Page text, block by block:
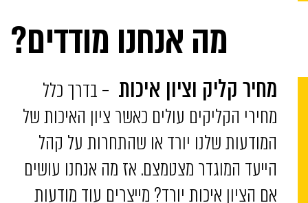
מה אנחנו מודדים?
מחיר קליק וציון איכות – בדרך כלל
מחירי הקליקים עולים כאשר ציון האיכות של
המודעות שלנו יורד או שהתחרות על קהל
הייעד המוגדר מצטמצם. אז מה אנחנו עושים
אם הציון איכות יורד? מייצרים עוד מודעות